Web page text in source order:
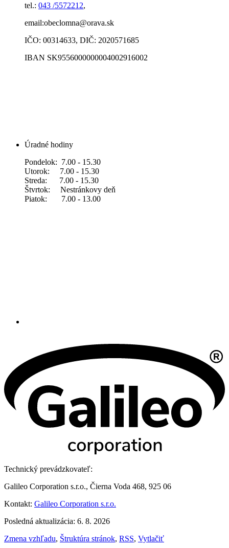
tel.: 043 /5572212,
email:obeclomna@orava.sk
IČO: 00314633, DIČ: 2020571685
IBAN SK9556000000004002916002
Úradné hodiny
Pondelok: 7.00 - 15.30
Utorok: 7.00 - 15.30
Streda: 7.00 - 15.30
Štvrtok: Nestránkovy deň
Piatok: 7.00 - 13.00
Technický prevádzkovateľ:
Galileo Corporation s.r.o., Čierna Voda 468, 925 06
Kontakt: Galileo Corporation s.r.o.
Posledná aktualizácia: 6. 8. 2026
Zmena vzhľadu, Štruktúra stránok, RSS, Vytlačiť